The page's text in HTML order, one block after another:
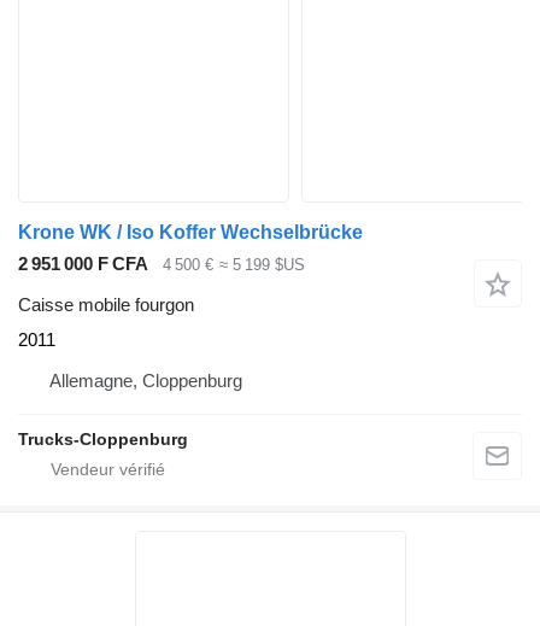
Krone WK / Iso Koffer Wechselbrücke
2 951 000 F CFA
4 500 € ≈ 5 199 $US
Caisse mobile fourgon
2011
Allemagne, Cloppenburg
Trucks-Cloppenburg